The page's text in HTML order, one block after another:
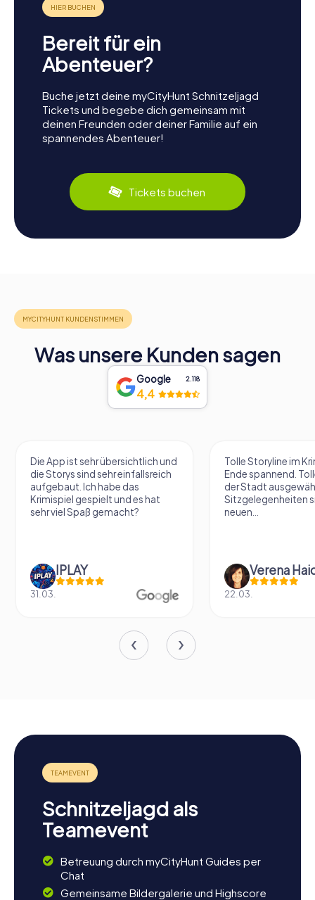
Bereit für ein
Abenteuer?
Buche jetzt deine myCityHunt Schnitzeljagd
Tickets und begebe dich gemeinsam mit
deinen Freunden oder deiner Familie auf ein
spannendes Abenteuer!
Tickets buchen
Was unsere Kunden sagen
Google 2.118
4,4
Die App ist sehr übersichtlich und
die Storys sind sehr einfallsreich
aufgebaut. Ich habe das
Krimispiel gespielt und es hat
sehr viel Spaß gemacht?
IPLAY
31.03.
Tolle Storyline im
Ende spannend.
der Stadt
Sitzgelegenheiten
neuen...
22.03.
Schnitzeljagd als
Teamevent
Betreuung durch myCityHunt Guides per
Chat
Gemeinsame Bildergalerie und Highscore